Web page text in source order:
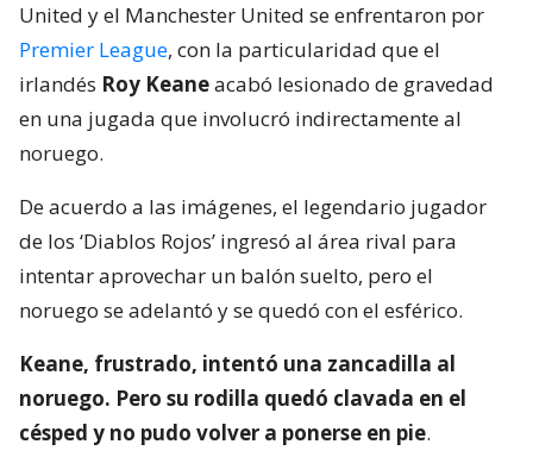
United y el Manchester United se enfrentaron por
Premier League, con la particularidad que el
irlandés Roy Keaneacabó lesionado de gravedad
en una jugada que involucró indirectamente al
noruego.
De acuerdo a las imágenes, el legendario jugador
de los ‘Diablos Rojos’ ingresó al área rival para
intentar aprovechar un balón suelto, pero el
noruego se adelantó y se quedó con el esférico.
Keane, frustrado, intentó una zancadilla al
noruego. Pero su rodilla quedó clavada en el
césped y no pudo volver a ponerse en pie.